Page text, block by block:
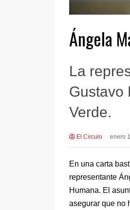
Ángela
La
Gustavo
Verde.
El Circulo enero
En una carta
representante
Humana. El
asegurar que no